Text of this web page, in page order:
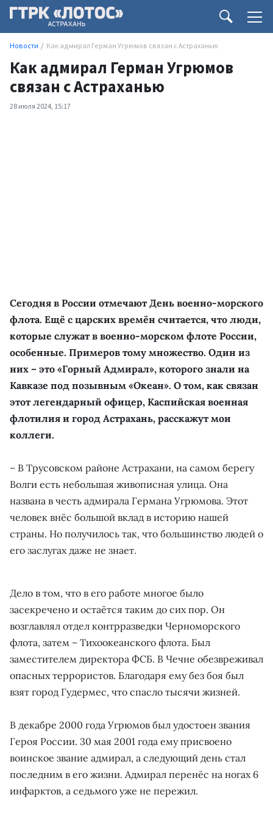
Новости Как адмирал Герман Угрюмов связан с Астраханью
Как адмирал Герман Угрюмов
связан с Астраханью
28 июля 2024, 15:17
Сегодня в России отмечают День военно-морского
флота. Ещё с царских времён считается, что люди,
которые служат в военно-морском флоте России,
особенные. Примеров тому множество. Один из
них – это «Горный Адмирал», которого знали на
Кавказе под позывным «Океан». О том, как связан
этот легендарный офицер, Каспийская военная
флотилия и город Астрахань, расскажут мои
коллеги.
– В Трусовском районе Астрахани, на самом берегу
Волги есть небольшая живописная улица. Она
названа в честь адмирала Германа Угрюмова. Этот
человек внёс большой вклад в историю нашей
страны. Но получилось так, что большинство людей о
его заслугах даже не знает.
Дело в том, что в его работе многое было
засекречено и остаётся таким до сих пор. Он
возглавлял отдел контрразведки Черноморского
флота, затем – Тихоокеанского флота. Был
заместителем директора ФСБ. В Чечне обезвреживал
опасных террористов. Благодаря ему без боя был
взят город Гудермес, что спасло тысячи жизней.
В декабре 2000 года Угрюмов был удостоен звания
Героя России. 30 мая 2001 года ему присвоено
воинское звание адмирал, а следующий день стал
последним в его жизни. Адмирал перенёс на ногах 6
инфарктов, а седьмого уже не пережил.